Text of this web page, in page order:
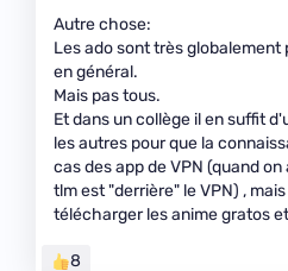
Autre chose:
Les ado sont très
en général.
Mais pas tous.
Et dans un collège il en suffit
les autres pour que la
cas des app de VPN (quand
tlm est "derrière" le VPN) ,
télécharger les anime gratos
8